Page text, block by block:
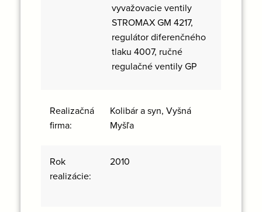
vyvažovacie ventily
STROMAX GM 4217,
regulátor diferenčného
tlaku 4007, ručné
regulačné ventily GP
Realizačná
firma:
Kolibár a syn, Vyšná
Myšľa
Rok
realizácie:
2010